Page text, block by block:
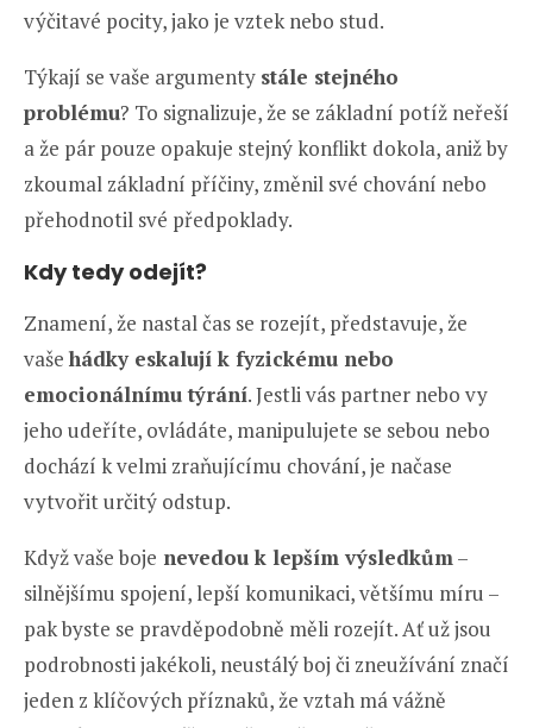
výčitavé pocity, jako je vztek nebo stud.
Týkají se vaše argumenty stále stejného
problému? To signalizuje, že se základní potíž neřeší
a že pár pouze opakuje stejný konflikt dokola, aniž by
zkoumal základní příčiny, změnil své chování nebo
přehodnotil své předpoklady.
Kdy tedy odejít?
Znamení, že nastal čas se rozejít, představuje, že
vaše hádky eskalují k fyzickému nebo
emocionálnímu týrání. Jestli vás partner nebo vy
jeho udeříte, ovládáte, manipulujete se sebou nebo
dochází k velmi zraňujícímu chování, je načase
vytvořit určitý odstup.
Když vaše boje nevedou k lepším výsledkům–
silnějšímu spojení, lepší komunikaci, většímu míru –
pak byste se pravděpodobně měli rozejít. Ať už jsou
podrobnosti jakékoli, neustálý boj či zneužívání značí
jeden z klíčových příznaků, že vztah má vážně